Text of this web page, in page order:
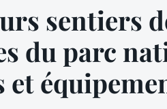
sentiers
du parc